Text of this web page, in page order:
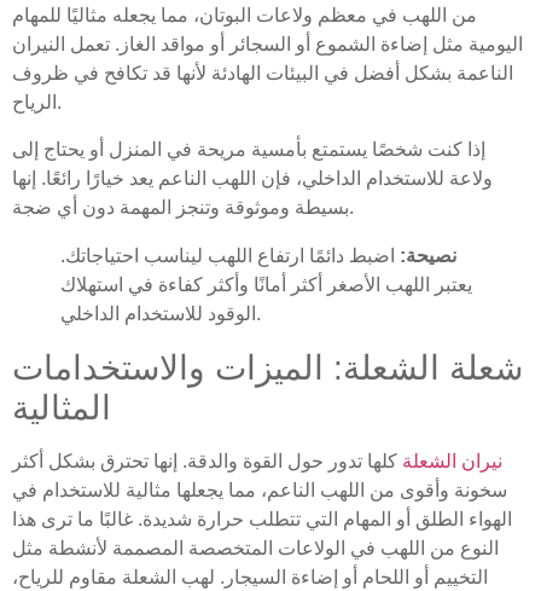
من اللهب في معظم ولاعات البوتان، مما يجعله مثاليًا للمهام
اليومية مثل إضاءة الشموع أو السجائر أو مواقد الغاز. تعمل النيران
الناعمة بشكل أفضل في البيئات الهادئة لأنها قد تكافح في ظروف
الرياح.
إذا كنت شخصًا يستمتع بأمسية مريحة في المنزل أو يحتاج إلى
ولاعة للاستخدام الداخلي، فإن اللهب الناعم يعد خيارًا رائعًا. إنها
بسيطة وموثوقة وتنجز المهمة دون أي ضجة.
نصيحة: اضبط دائمًا ارتفاع اللهب ليناسب احتياجاتك.
يعتبر اللهب الأصغر أكثر أمانًا وأكثر كفاءة في استهلاك
الوقود للاستخدام الداخلي.
شعلة الشعلة: الميزات والاستخدامات
المثالية
نيران الشعلة كلها تدور حول القوة والدقة. إنها تحترق بشكل أكثر
سخونة وأقوى من اللهب الناعم، مما يجعلها مثالية للاستخدام في
الهواء الطلق أو المهام التي تتطلب حرارة شديدة. غالبًا ما ترى هذا
النوع من اللهب في الولاعات المتخصصة المصممة لأنشطة مثل
التخييم أو اللحام أو إضاءة السيجار. لهب الشعلة مقاوم للرياح،